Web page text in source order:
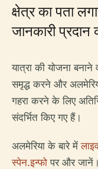
क्षेत्र का पता
जानकारी प्रदान
यात्रा की योजना
समृद्ध करने और
गहरा करने के लिए
संदर्भित किए गए हैं।
अलमेरिया के बारे में
स्पेन.इन्फो पर और जानें।